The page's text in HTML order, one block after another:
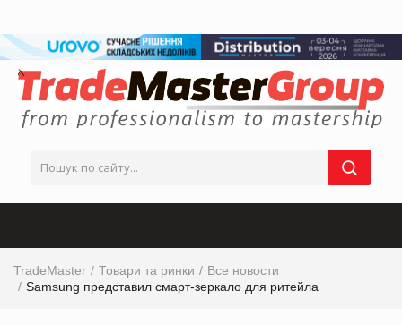
TradeMaster Товари та ринки
Все новости
Samsung представил смарт-зеркало для ритейла